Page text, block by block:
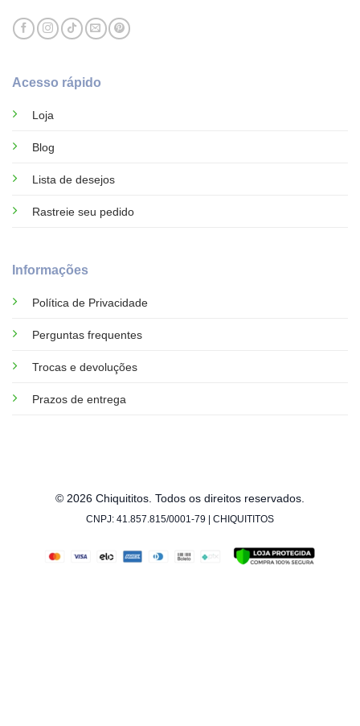
Acesso rápido
Loja
Blog
Lista de desejos
Rastreie seu pedido
Informações
Política de Privacidade
Perguntas frequentes
Trocas e devoluções
Prazos de entrega
© 2026 Chiquititos. Todos os direitos reservados.
CNPJ: 41.857.815/0001-79 | CHIQUITITOS